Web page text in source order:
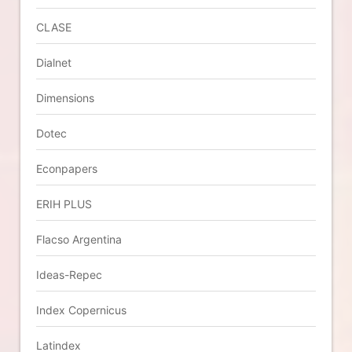
CLASE
Dialnet
Dimensions
Dotec
Econpapers
ERIH PLUS
Flacso Argentina
Ideas-Repec
Index Copernicus
Latindex